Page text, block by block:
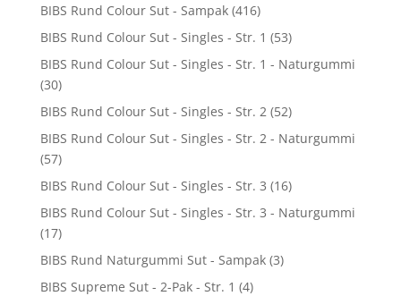
BIBS Rund Colour Sut - Sampak (416)
BIBS Rund Colour Sut - Singles - Str. 1 (53)
BIBS Rund Colour Sut - Singles - Str. 1 - Naturgummi
(30)
BIBS Rund Colour Sut - Singles - Str. 2 (52)
BIBS Rund Colour Sut - Singles - Str. 2 - Naturgummi
(57)
BIBS Rund Colour Sut - Singles - Str. 3 (16)
BIBS Rund Colour Sut - Singles - Str. 3 - Naturgummi
(17)
BIBS Rund Naturgummi Sut - Sampak (3)
BIBS Supreme Sut - 2-Pak - Str. 1 (4)